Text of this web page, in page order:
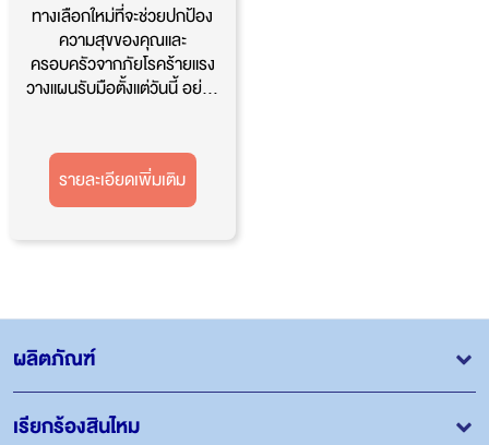
ทางเลือกใหม่ที่จะช่วยปกป้อง
ความสุขของคุณและ
ครอบครัวจากภัยโรคร้ายแรง
วางแผนรับมือตั้งแต่วันนี้ อย่...
รายละเอียดเพิ่มเติม
ผลิตภัณฑ์
เรียกร้องสินไหม